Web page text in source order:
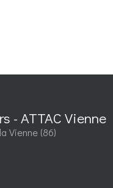
- ATTAC Vienne
Vienne (86)